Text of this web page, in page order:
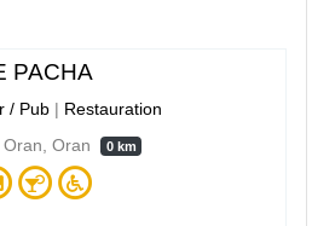
PACHA
/ Pub | Restauration
Oran, Oran
0 km